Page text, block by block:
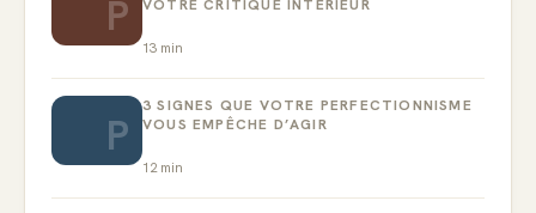
P
VOTRE CRITIQUE INTÉRIEUR
13 min
P
3 SIGNES QUE VOTRE PERFECTIONNISME
VOUS EMPÊCHE D’AGIR
12 min